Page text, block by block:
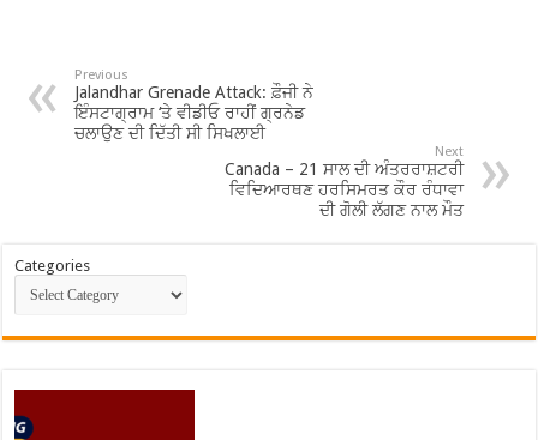
Previous
Jalandhar Grenade Attack: ਫ਼ੌਜੀ ਨੇ
ਇੰਸਟਾਗ੍ਰਾਮ ‘ਤੇ ਵੀਡੀਓ ਰਾਹੀਂ ਗ੍ਰਨੇਡ
ਚਲਾਉਣ ਦੀ ਦਿੱਤੀ ਸੀ ਸਿਖਲਾਈ
Next
Canada – 21 ਸਾਲ ਦੀ ਅੰਤਰਰਾਸ਼ਟਰੀ
ਵਿਦਿਆਰਥਣ ਹਰਸਿਮਰਤ ਕੌਰ ਰੰਧਾਵਾ
ਦੀ ਗੋਲੀ ਲੱਗਣ ਨਾਲ ਮੌਤ
Categories